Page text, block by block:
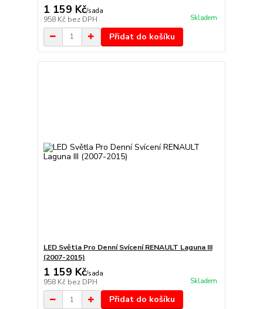
1 159 Kč/sada
958 Kč bez DPH Skladem
Přidat do košíku
LED Světla Pro Denní Svícení RENAULT Laguna III
(2007-2015)
1 159 Kč/sada
958 Kč bez DPH Skladem
Přidat do košíku